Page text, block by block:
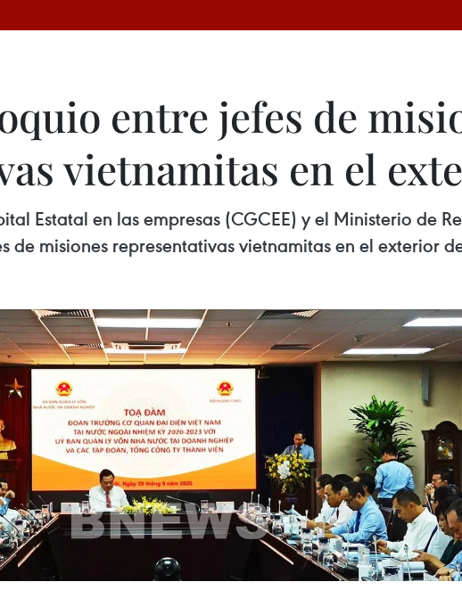
entre jefes de
vietnamitas en el
Estatal en las empresas (CGCEE) y el Ministerio de
de misiones representativas vietnamitas en el exterior